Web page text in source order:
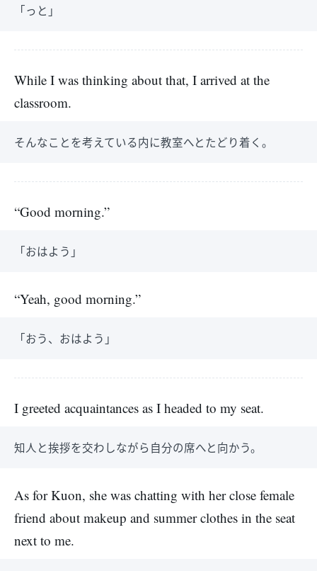
「っと」
While I was thinking about that, I arrived at the
classroom.
そんなことを考えている内に教室へとたどり着く。
“Good morning.”
「おはよう」
“Yeah, good morning.”
「おう、おはよう」
I greeted acquaintances as I headed to my seat.
知人と挨拶を交わしながら自分の席へと向かう。
As for Kuon, she was chatting with her close female
friend about makeup and summer clothes in the seat
next to me.